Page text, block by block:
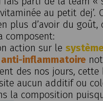
au petit dej’.
plus d’avoir du
composent:
action sur le
anti-inflammatoire
des nos jours,
aucun additif ou
la composition